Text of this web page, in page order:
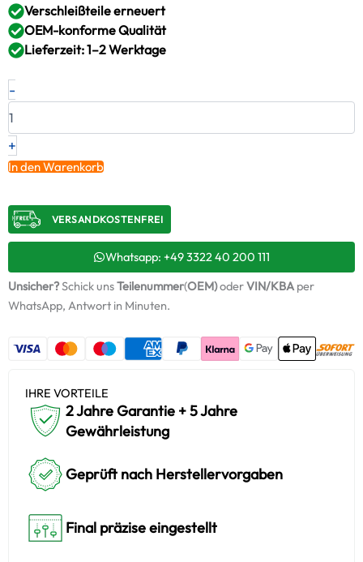
Verschleißteile erneuert
OEM-konforme Qualität
Lieferzeit: 1–2 Werktage
-
Original
RED
d
–
/
V41VEGSR022B
+
Menge
+
In den Warenkorb
VERSANDKOSTENFREI​
Whatsapp: +49 3322 40 200 111
Unsicher?Schick unsTeilenummer(OEM)oderVIN/KBAper
WhatsApp, Antwort in Minuten.
IHRE VORTEILE
2 Jahre Garantie + 5 Jahre
Gewährleistung
Geprüft nach Herstellervorgaben
Final präzise eingestellt